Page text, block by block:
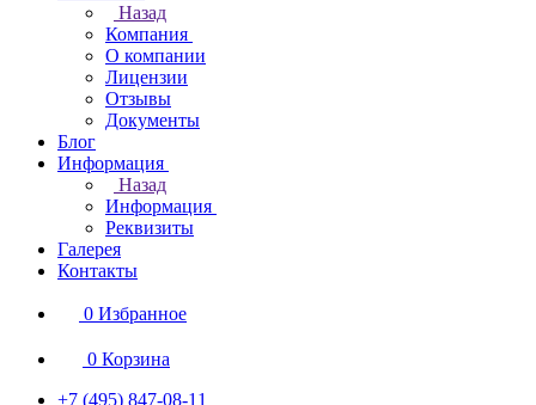
Назад
Компания
О компании
Лицензии
Отзывы
Документы
Блог
Информация
Назад
Информация
Реквизиты
Галерея
Контакты
0 Избранное
0 Корзина
+7 (495) 847-08-11